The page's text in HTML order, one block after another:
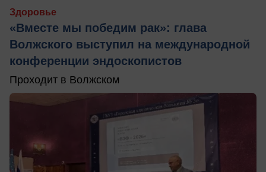
Здоровье
«Вместе мы победим рак»: глава
Волжского выступил на международной
конференции эндоскопистов
Проходит в Волжском